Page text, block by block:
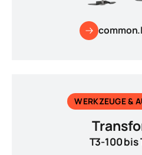
WERKZEUGE &
T3-100 bis